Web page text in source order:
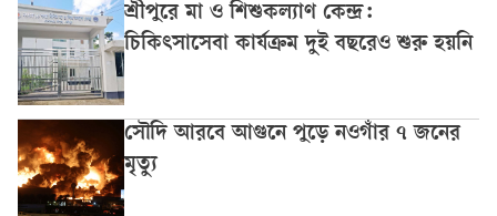
শ্রীপুরে মা ও শিশুকল্যাণ কেন্দ্র:
চিকিৎসাসেবা কার্যক্রম দুই বছরেও শুরু হয়নি
সৌদি আরবে আগুনে পুড়ে নওগাঁর ৭ জনের
মৃত্যু